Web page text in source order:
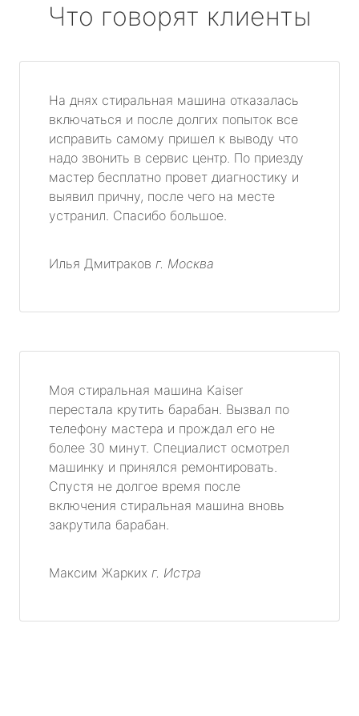
Что говорят клиенты
На днях стиральная машина отказалась
включаться и после долгих попыток все
исправить самому пришел к выводу что
надо звонить в сервис центр. По приезду
мастер бесплатно провет диагностику и
выявил причну, после чего на месте
устранил. Спасибо большое.
Илья Дмитраков г. Москва
Моя стиральная машина Kaiser
перестала крутить барабан. Вызвал по
телефону мастера и прождал его не
более 30 минут. Специалист осмотрел
машинку и принялся ремонтировать.
Спустя не долгое время после
включения стиральная машина вновь
закрутила барабан.
Максим Жарких г. Истра